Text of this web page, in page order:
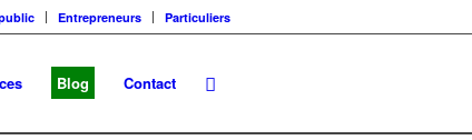
Entrepreneurs Particuliers
Blog Contact